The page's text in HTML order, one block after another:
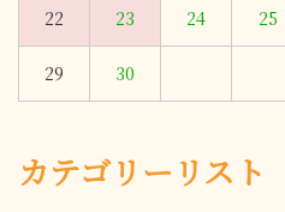
22 23 24 25
29 30
カテゴリーリスト